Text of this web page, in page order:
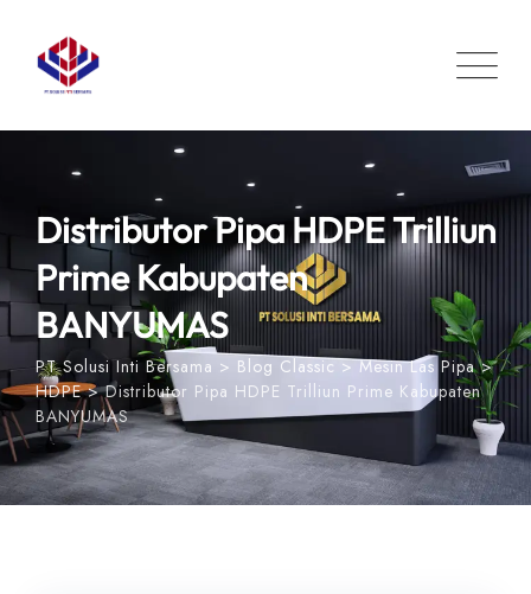
content
Distributor Pipa HDPE Trilliun
Prime Kabupaten
BANYUMAS
PT Solusi Inti Bersama > Blog Classic>Mesin Las Pipa>
HDPE>Distributor Pipa HDPE Trilliun Prime Kabupaten
BANYUMAS